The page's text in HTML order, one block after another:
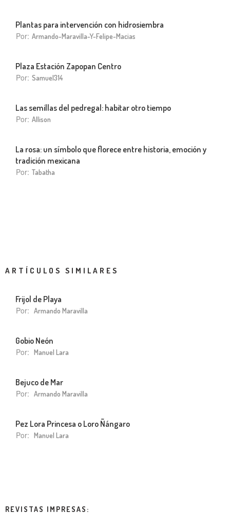
Plantas para intervención con hidrosiembra
Por: Armando-Maravilla-Y-Felipe-Macias
Plaza Estación Zapopan Centro
Por: Samuel314
Las semillas del pedregal: habitar otro tiempo
Por: Allison
La rosa: un símbolo que florece entre historia, emoción y
tradición mexicana
Por: Tabatha
ARTÍCULOS SIMILARES
Frijol de Playa
Por: Armando Maravilla
Gobio Neón
Por: Manuel Lara
Bejuco de Mar
Por: Armando Maravilla
Pez Lora Princesa o Loro Ñángaro
Por: Manuel Lara
REVISTAS IMPRESAS: